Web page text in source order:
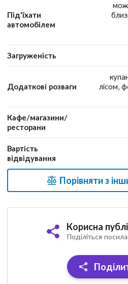
Під'їхати
автомобілем
Загруженість
Додаткові розваги
лісом,
Кафе/магазини/
ресторани
Вартість
відвідування
Порівняти з
Корисна
Поділіться